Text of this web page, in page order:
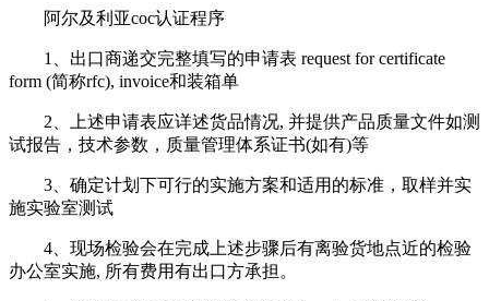
阿尔及利亚coc认证程序
1、出口商递交完整填写的申请表 request for certificate
form (简称rfc), invoice和装箱单
2、上述申请表应详述货品情况, 并提供产品质量文件如测
试报告，技术参数，质量管理体系证书(如有)等
3、确定计划下可行的实施方案和适用的标准，取样并实
施实验室测试
4、现场检验会在完成上述步骤后有离验货地点近的检验
办公室实施, 所有费用有出口方承担。